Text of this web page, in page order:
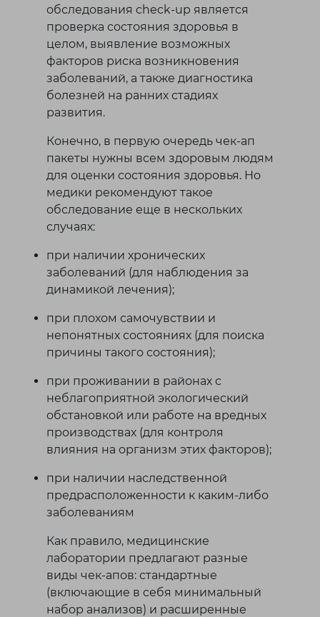
обследования check-up является
проверка состояния здоровья в
целом, выявление возможных
факторов риска возникновения
заболеваний, а также диагностика
болезней на ранних стадиях
развития.
Конечно, в первую очередь чек-ап
пакеты нужны всем здоровым людям
для оценки состояния здоровья. Но
медики рекомендуют такое
обследование еще в нескольких
случаях:
при наличии хронических
заболеваний (для наблюдения за
динамикой лечения);
при плохом самочувствии и
непонятных состояниях (для поиска
причины такого состояния);
при проживании в районах с
неблагоприятной экологический
обстановкой или работе на вредных
производствах (для контроля
влияния на организм этих факторов);
при наличии наследственной
предрасположенности к каким-либо
заболеваниям
Как правило, медицинские
лаборатории предлагают разные
виды чек-апов: стандартные
(включающие в себя минимальный
набор анализов) и расширенные
Шахтинск
Шымкент